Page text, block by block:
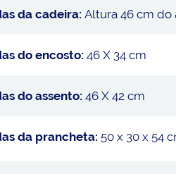
da cadeira:Altura 46 cm do
do encosto:46 X 34 cm
do assento:46 X 42 cm
da prancheta: 50 x 30 x 54